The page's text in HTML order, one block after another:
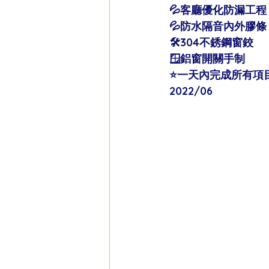
💦客廳優化防漏工程
💦防水隔音內外膠條
🛠304不銹鋼窗鉸
🪟鋁窗開關手制
⭐️一天內完成所有項
2022/06